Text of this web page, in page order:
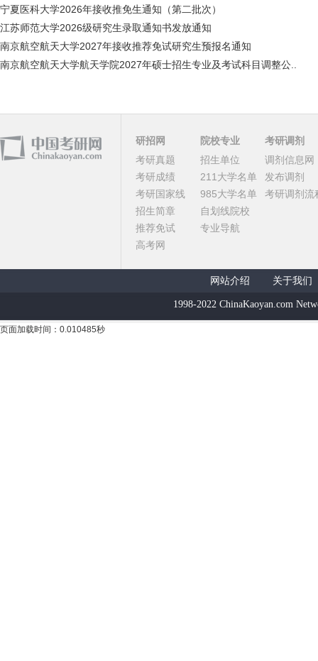
宁夏医科大学2026年接收推免生通知（第二批次）
江苏师范大学2026级研究生录取通知书发放通知
南京航空航天大学2027年接收推荐免试研究生预报名通知
南京航空航天大学航天学院2027年硕士招生专业及考试科目调整公..
研招网
考研真题
考研成绩
考研国家线
招生简章
推荐免试
高考网
院校专业
招生单位
211大学名单
985大学名单
自划线院校
专业导航
考研调剂
调剂信息网
发布调剂
考研调剂流
网站介绍 关于我们
1998-2022 ChinaKaoyan.com
页面加载时间：0.010485秒